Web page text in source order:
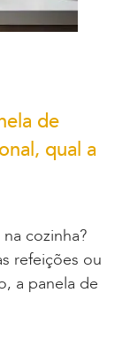
de
qual a
cozinha?
refeições ou
a panela de